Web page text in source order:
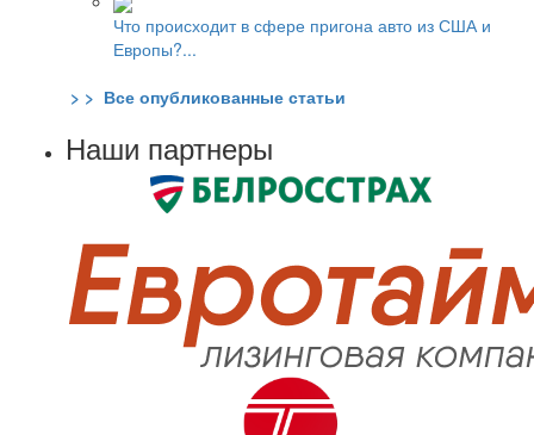
Что происходит в сфере пригона авто из США и
Европы?...
> > Все опубликованные статьи
Наши партнеры